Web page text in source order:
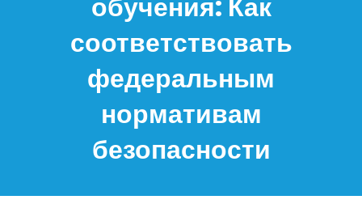
соответствовать
федеральным
нормативам
безопасности